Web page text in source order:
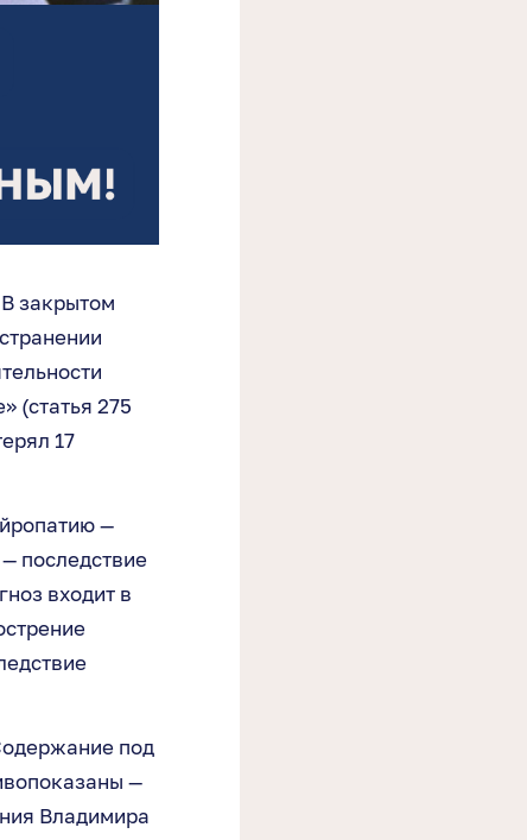
закрытом
(статья 275
17
—
последствие
входит в
под
—
Владимира